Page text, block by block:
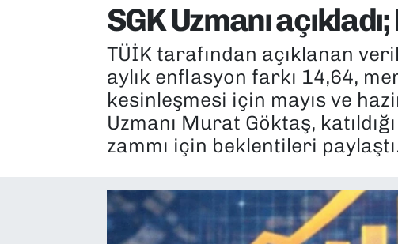
SGK Uzmanı
TÜİK tarafından açıklanan
aylık enflasyon farkı 14,64,
kesinleşmesi için mayıs ve
Uzmanı Murat Göktaş,
zammı için beklentileri
EKONOMİ
KÜLTÜR SANAT
MAGAZİN
Tüm Manşetler
Son Dakika Haberleri
Haber Arşivi